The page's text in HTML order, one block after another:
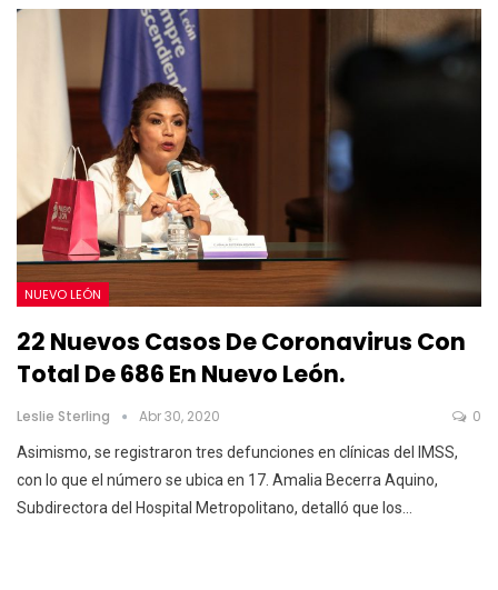
NUEVO LEÓN
22 Nuevos Casos De Coronavirus Con
Total De 686 En Nuevo León.
Leslie Sterling Abr 30, 2020 0
Asimismo, se registraron tres defunciones en clínicas del IMSS,
con lo que el número se ubica en 17. Amalia Becerra Aquino,
Subdirectora del Hospital Metropolitano, detalló que los